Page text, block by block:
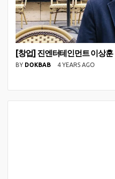
[창업] 진엔터테인먼트 이상
BY DOKBAB 4 YEARS AGO